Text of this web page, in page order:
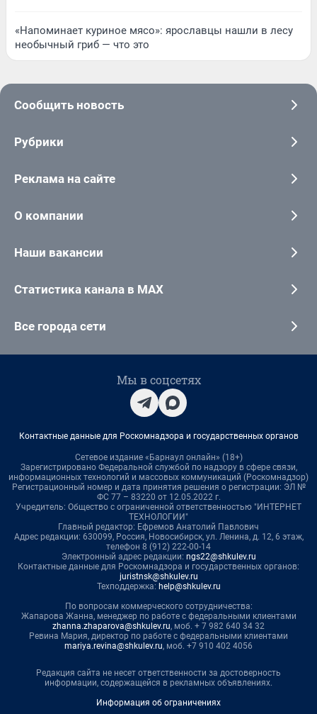
«Напоминает куриное мясо»: ярославцы нашли в лесу
необычный гриб — что это
Сообщить новость
Рубрики
Реклама на сайте
О компании
Наши вакансии
Статистика канала в MAX
Все города сети
Мы в соцсетях
Контактные данные для Роскомнадзора и государственных органов
Сетевое издание «Барнаул онлайн» (18+)
Зарегистрировано Федеральной службой по надзору в сфере связи,
информационных технологий и массовых коммуникаций (Роскомнадзор)
Регистрационный номер и дата принятия решения о регистрации: ЭЛ №
ФС 77 – 83220 от 12.05.2022 г.
Учредитель: Общество с ограниченной ответственностью "ИНТЕРНЕТ
ТЕХНОЛОГИИ"
Главный редактор: Ефремов Анатолий Павлович
Адрес редакции: 630099, Россия, Новосибирск, ул. Ленина, д. 12, 6 этаж,
телефон 8 (912) 222-00-14
Электронный адрес редакции: ngs22@shkulev.ru
Контактные данные для Роскомнадзора и государственных органов:
juristnsk@shkulev.ru
Техподдержка: help@shkulev.ru
По вопросам коммерческого сотрудничества:
Жапарова Жанна, менеджер по работе с федеральными клиентами
zhanna.zhaparova@shkulev.ru, моб. + 7 982 640 34 32
Ревина Мария, директор по работе с федеральными клиентами
mariya.revina@shkulev.ru, моб. +7 910 402 4056
Редакция сайта не несет ответственности за достоверность
информации, содержащейся в рекламных объявлениях.
Информация об ограничениях